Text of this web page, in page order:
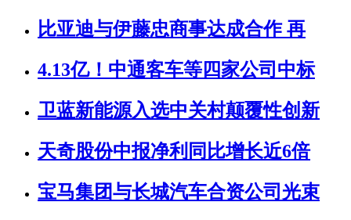
比亚迪与伊藤忠商事达成合作 再
4.13亿！中通客车等四家公司中标
卫蓝新能源入选中关村颠覆性创新
天奇股份中报净利同比增长近6倍
宝马集团与长城汽车合资公司光束